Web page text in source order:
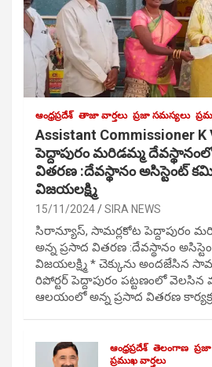
ఆంధ్రప్రదేశ్ తాజా వార్తలు ప్రజా సమస్యలు
Assistant Commissioner K
పెద్దాపురం మరిడమ్మ
వితరణ :దేవస్థానం అసిస్టెంట్
విజయలక్ష్మి
15/11/2024 SIRA NEWS
సిరాన్యూస్, సామర్లకోట పెద్దాపురం
అన్న ప్రసాద వితరణ :దేవస్థానం
విజయలక్ష్మి * చెక్కును అందజేసిన
రిపోర్టర్ పెద్దాపురం పట్టణంలో
ఆలయంలో అన్న ప్రసాద వితరణ
ఆంధ్రప్రదేశ్ తెలంగాణ
ప్రముఖ వార్తలు